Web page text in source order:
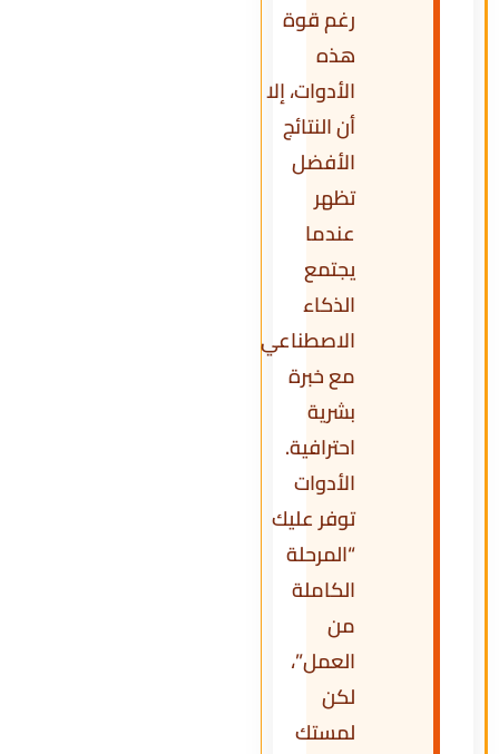
رغم قوة
هذه
الأدوات، إلا
أن النتائج
الأفضل
تظهر
عندما
يجتمع
الذكاء
الاصطناعي
مع خبرة
بشرية
احترافية.
الأدوات
توفر عليك
“المرحلة
الكاملة
من
العمل”،
لكن
لمستك